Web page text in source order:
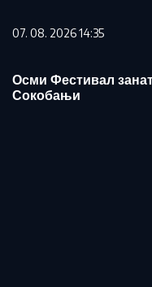
07. 08. 2026 14:35
Осми Фестивал
Сокобањи